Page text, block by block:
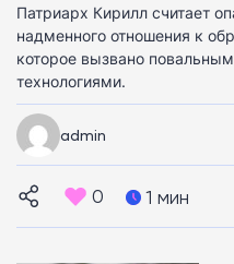
Патриарх Кирилл считает
надменного отношения к
которое вызвано
технологиями.
admin
0 1 мин